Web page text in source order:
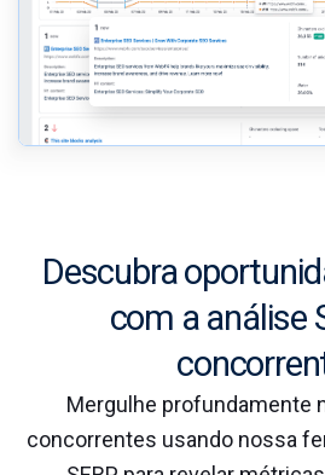
Descubra
com a análise
Mergulhe profundamente
concorrentes usando nossa